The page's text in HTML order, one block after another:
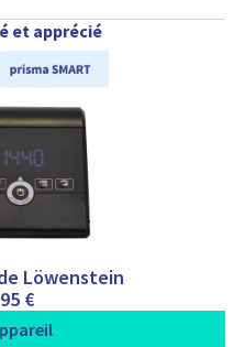
et apprécié
Löwenstein
€